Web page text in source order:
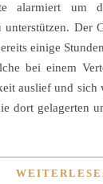
alarmiert um
unterstützen. Der
einige
bei einem
auslief und sich
dort gelagerten